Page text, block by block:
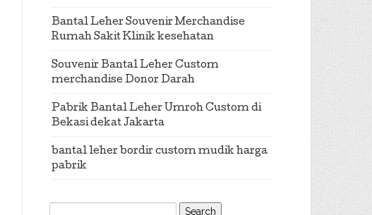
Bantal Leher Souvenir Merchandise
Rumah Sakit Klinik kesehatan
Souvenir Bantal Leher Custom
merchandise Donor Darah
Pabrik Bantal Leher Umroh Custom di
Bekasi dekat Jakarta
bantal leher bordir custom mudik harga
pabrik
Search